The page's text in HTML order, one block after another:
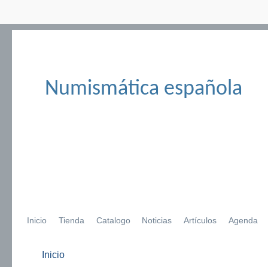
Numismática española
Inicio Tienda Catalogo Noticias Artículos Agenda
Inicio